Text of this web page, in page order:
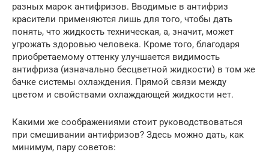
разных марок антифризов. Вводимые в антифриз
красители применяются лишь для того, чтобы дать
понять, что жидкость техническая, а, значит, может
угрожать здоровью человека. Кроме того, благодаря
приобретаемому оттенку улучшается видимость
антифриза (изначально бесцветной жидкости) в том же
бачке системы охлаждения. Прямой связи между
цветом и свойствами охлаждающей жидкости нет.
Какими же соображениями стоит руководствоваться
при смешивании антифризов? Здесь можно дать, как
минимум, пару советов: